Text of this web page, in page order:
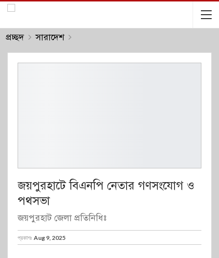
প্রচ্ছদ সারাদেশ
জয়পুরহাটে বিএনপি নেতার গণসংযোগ ও
পথসভা
জয়পুরহাট জেলা প্রতিনিধিঃ
প্রকাশঃ Aug 9, 2025